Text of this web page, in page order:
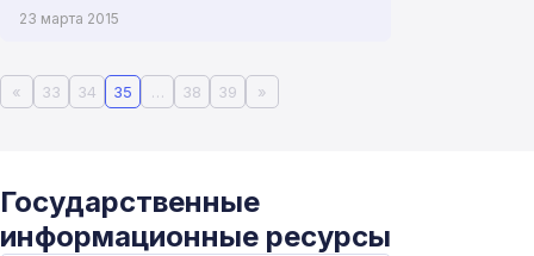
23 марта 2015
« 33 34 35 … 38 39 »
Государственные
информационные ресурсы